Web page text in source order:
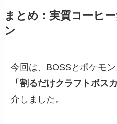
まとめ：実質コーヒ
ン
今回は、BOSSとポケモ
「割るだけクラフトボス
介しました。